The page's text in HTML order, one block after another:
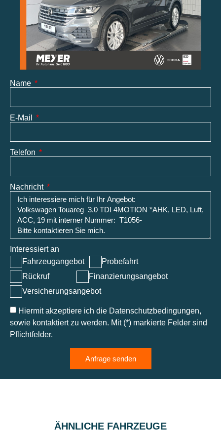
Name
E-Mail
Telefon
Nachricht
Interessiert an
Fahrzeugangebot
Probefahrt
Rückruf
Finanzierungsangebot
Versicherungsangebot
Hiermit akzeptiere ich die Datenschutzbedingungen,
sowie kontaktiert zu werden. Mit (*) markierte Felder sind
Pflichtfelder.
Anfrage senden
ÄHNLICHE FAHRZEUGE